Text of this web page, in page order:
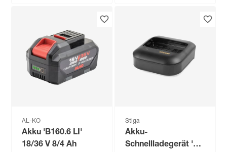
AL-KO
Akku 'B160.6 LI'
18/36 V 8/4 Ah
Stiga
Akku-
Schnellladegerät 'C